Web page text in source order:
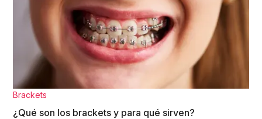
Brackets
¿Qué son los brackets y para qué sirven?